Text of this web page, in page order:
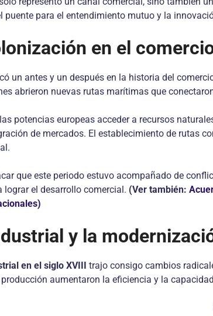
puente para el entendimiento mutuo y la
en el
un antes y un después en la historia del
abrieron nuevas rutas marítimas que
potencias europeas acceder a recursos
de mercados. El establecimiento de rutas
que este periodo estuvo acompañado de
el desarrollo comercial. (Ver también:
y la
en el siglo XVIII trajo consigo cambios
aumentaron la eficiencia y la